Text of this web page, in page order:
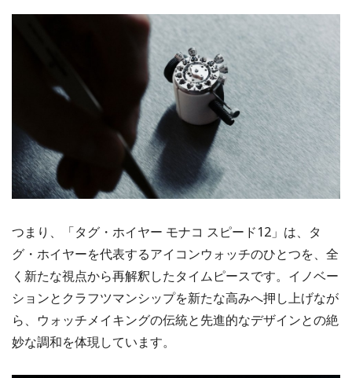
つまり、「タグ・ホイヤー モナコ スピード12」は、タ
グ・ホイヤーを代表するアイコンウォッチのひとつを、全
く新たな視点から再解釈したタイムピースです。イノベー
ションとクラフツマンシップを新たな高みへ押し上げなが
ら、ウォッチメイキングの伝統と先進的なデザインとの絶
妙な調和を体現しています。